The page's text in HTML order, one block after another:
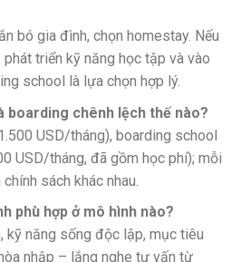
bó gia đình, chọn homestay. Nếu
triển kỹ năng học tập và vào
school là lựa chọn hợp lý.
boarding chênh lệch thế nào?
USD/tháng), boarding school
USD/tháng, đã gồm học phí); mỗi
sách khác nhau.
phù hợp ở mô hình nào?
kỹ năng sống độc lập, mục tiêu
nhập – lắng nghe tư vấn từ